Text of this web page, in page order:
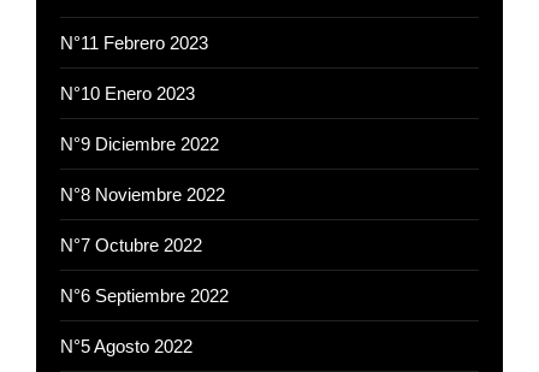
N°11 Febrero 2023
N°10 Enero 2023
N°9 Diciembre 2022
N°8 Noviembre 2022
N°7 Octubre 2022
N°6 Septiembre 2022
N°5 Agosto 2022